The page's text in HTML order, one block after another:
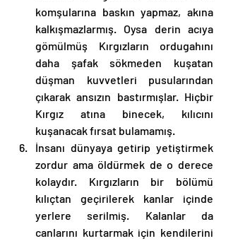
komşularına baskın yapmaz, akına
kalkışmazlarmış. Oysa derin acıya
gömülmüş Kırgızların ordugahını
daha şafak sökmeden kuşatan
düşman kuvvetleri pusularından
çıkarak ansızın bastırmışlar. Hiçbir
Kırgız atına binecek, kılıcını
kuşanacak fırsat bulamamış.
İnsanı dünyaya getirip yetiştirmek
zordur ama öldürmek de o derece
kolaydır. Kırgızların bir bölümü
kılıçtan geçirilerek kanlar içinde
yerlere serilmiş. Kalanlar da
canlarını kurtarmak için kendilerini